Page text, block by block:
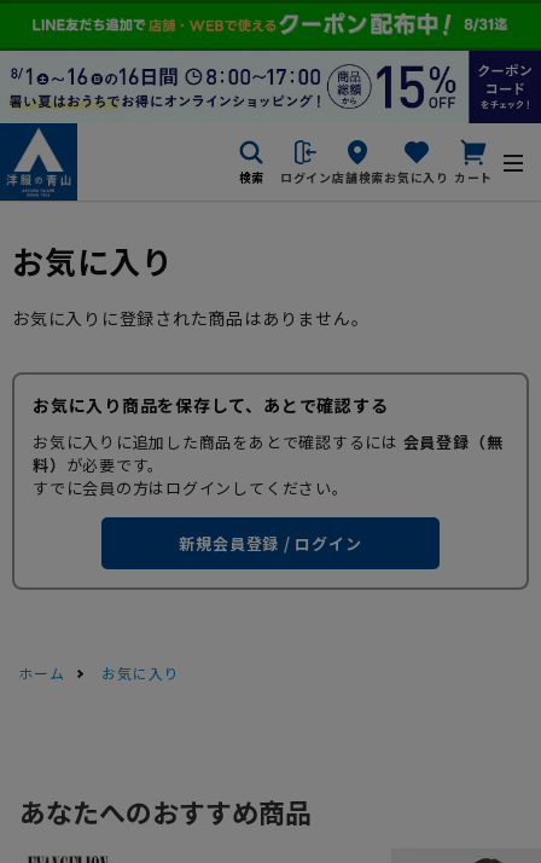
検索 ログイン店舗検索お気に入り カート
お気に入り
お気に入りに登録された商品はありません。
お気に入り商品を保存して、あとで確認する
お気に入りに追加した商品をあとで確認するには 会員登録（無
料） が必要です。
すでに会員の方はログインしてください。
新規会員登録 / ログイン
ホーム お気に入り